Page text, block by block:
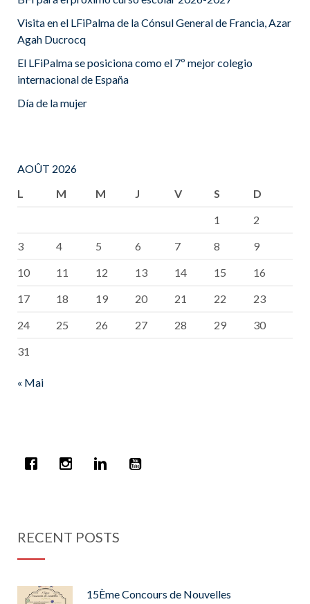
Visita en el LFiPalma de la Cónsul General de Francia, Azar
Agah Ducrocq
El LFiPalma se posiciona como el 7º mejor colegio
internacional de España
Día de la mujer
AOÛT 2026
L
M M J V S
D
1
2
3
4 5 6 7 8
9
10
11 12 13 14 15
16
17
18 19 20 21 22
23
24
25 26 27 28 29
30
31
« Mai
RECENT POSTS
15Ème Concours de Nouvelles